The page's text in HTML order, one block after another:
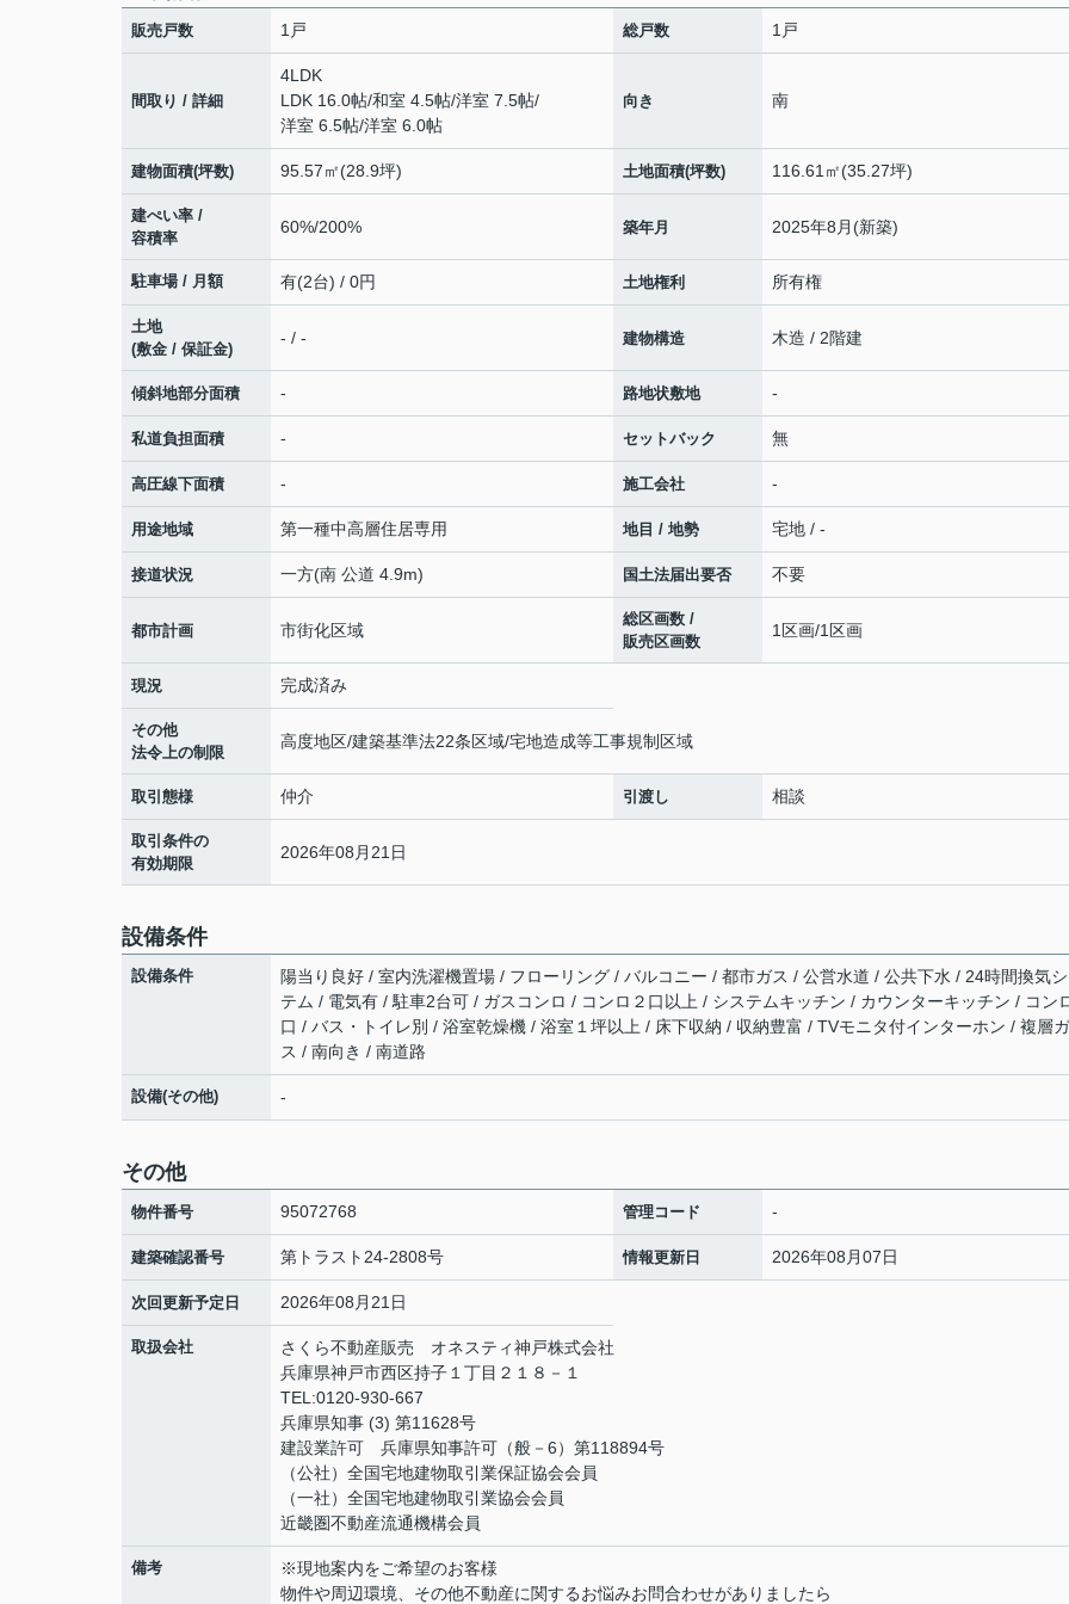
販売戸数 1戸 総戸数 1戸
間取り / 詳細
4LDK
LDK 16.0帖/和室 4.5帖/洋室 7.5帖/
洋室 6.5帖/洋室 6.0帖
向き 南
建物面積(坪数) 95.57㎡(28.9坪) 土地面積(坪数) 116.61㎡(35.27坪)
建ぺい率 /
容積率
60%/200% 築年月 2025年8月(新築)
駐車場 / 月額 有(2台) / 0円 土地権利 所有権
土地
(敷金 / 保証金)
- / - 建物構造 木造 / 2階建
傾斜地部分面積 - 路地状敷地 -
私道負担面積 - セットバック 無
高圧線下面積 - 施工会社 -
用途地域 第一種中高層住居専用 地目 / 地勢 宅地 / -
接道状況 一方(南 公道 4.9m) 国土法届出要否 不要
都市計画 市街化区域
総区画数 /
販売区画数
1区画/1区画
現況 完成済み
その他
法令上の制限
高度地区/建築基準法22条区域/宅地造成等工事規制区域
取引態様 仲介 引渡し 相談
取引条件の
有効期限
2026年08月21日
設備条件
設備条件
陽当り良好 / 室内洗濯機置場 / フローリング / バルコニー / 都市ガス / 公営水道 / 公共下水 / 24時間換気シ
テム / 電気有 / 駐車2台可 / ガスコンロ / コンロ２口以上 / システムキッチン / カウンターキッチン / コン
口 / バス・トイレ別 / 浴室乾燥機 / 浴室１坪以上 / 床下収納 / 収納豊富 / TVモニタ付インターホン / 複層
ス / 南向き / 南道路
設備(その他) -
その他
物件番号 95072768 管理コード -
建築確認番号 第トラスト24-2808号 情報更新日 2026年08月07日
次回更新予定日 2026年08月21日
取扱会社
さくら不動産販売 オネスティ神戸株式会社
兵庫県神戸市西区持子１丁目２１８－１
TEL:0120-930-667
兵庫県知事 (3) 第11628号
建設業許可 兵庫県知事許可（般－6）第118894号
（公社）全国宅地建物取引業保証協会会員
（一社）全国宅地建物取引業協会会員
近畿圏不動産流通機構会員
備考
※現地案内をご希望のお客様
物件や周辺環境、その他不動産に関するお悩みお問合わせがありましたら